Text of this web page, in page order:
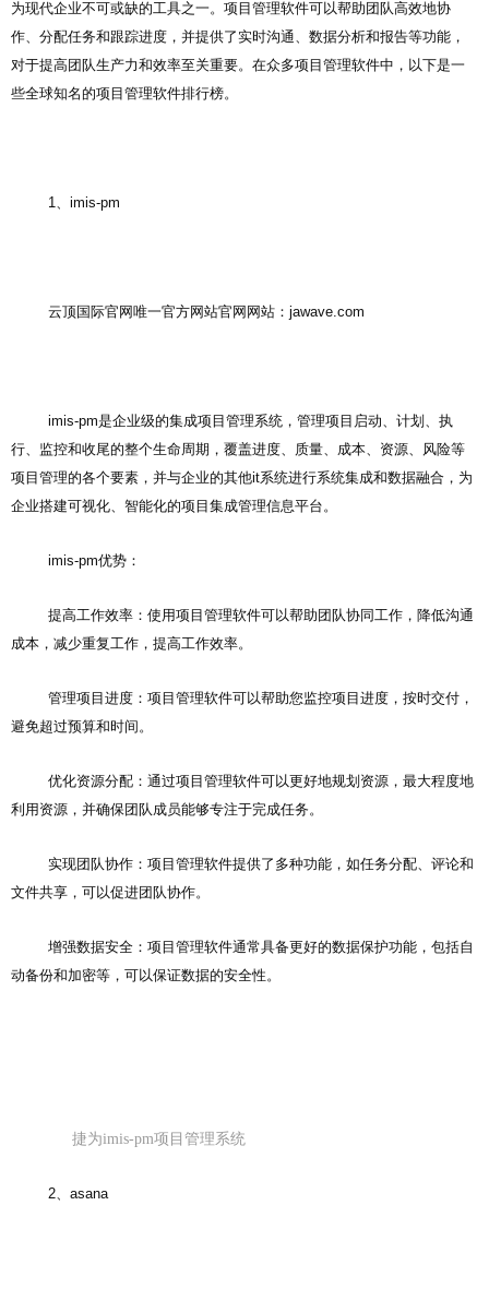
为现代企业不可或缺的工具之一。项目管理软件可以帮助团队高效地协
作、分配任务和跟踪进度，并提供了实时沟通、数据分析和报告等功能，
对于提高团队生产力和效率至关重要。在众多项目管理软件中，以下是一
些全球知名的项目管理软件排行榜。
1、imis-pm
云顶国际官网唯一官方网站官网网站：jawave.com
imis-pm是企业级的集成项目管理系统，管理项目启动、计划、执
行、监控和收尾的整个生命周期，覆盖进度、质量、成本、资源、风险等
项目管理的各个要素，并与企业的其他it系统进行系统集成和数据融合，为
企业搭建可视化、智能化的项目集成管理信息平台。
imis-pm优势：
提高工作效率：使用项目管理软件可以帮助团队协同工作，降低沟通
成本，减少重复工作，提高工作效率。
管理项目进度：项目管理软件可以帮助您监控项目进度，按时交付，
避免超过预算和时间。
优化资源分配：通过项目管理软件可以更好地规划资源，最大程度地
利用资源，并确保团队成员能够专注于完成任务。
实现团队协作：项目管理软件提供了多种功能，如任务分配、评论和
文件共享，可以促进团队协作。
增强数据安全：项目管理软件通常具备更好的数据保护功能，包括自
动备份和加密等，可以保证数据的安全性。
捷为imis-pm项目管理系统
2、asana